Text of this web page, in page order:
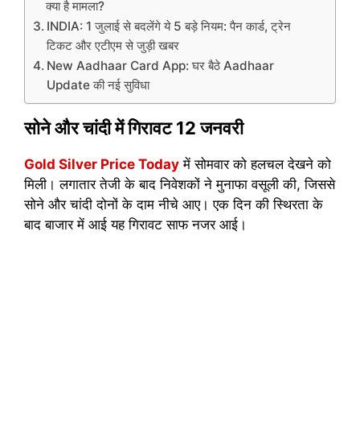
क्या है मामला?
INDIA: 1 जुलाई से बदलेंगे ये 5 बड़े नियम: पैन कार्ड, ट्रेन
टिकट और एटीएम से जुड़ी खबर
New Aadhaar Card App: घर बैठे Aadhaar
Update की नई सुविधा
सोने और चांदी में गिरावट 12 जनवरी
Gold Silver Price Today में सोमवार को हलचल देखने को
मिली। लगातार तेजी के बाद निवेशकों ने मुनाफा वसूली की, जिससे
सोने और चांदी दोनों के दाम नीचे आए। एक दिन की स्थिरता के
बाद बाजार में आई यह गिरावट साफ नजर आई।